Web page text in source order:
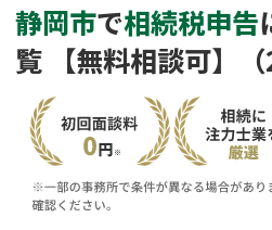
事
相
静岡市で相続税申告
覧 【無料相談可】（